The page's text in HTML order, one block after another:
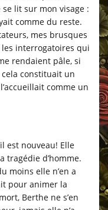
lit sur mon visage :
comme du reste.
mes brusques
les interrogatoires qui
rendaient pâle, si
constituait un
comme un
est nouveau! Elle
tragédie d’homme.
moins elle n’en a
pour animer la
Berthe ne s’en